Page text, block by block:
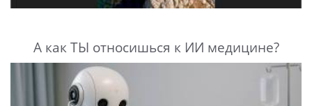
А как ТЫ относишься к ИИ медицине?